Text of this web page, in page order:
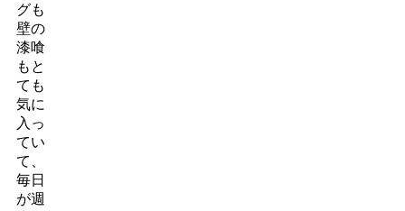
グも
壁の
漆喰
もと
ても
気に
入っ
てい
て、
毎日
が週